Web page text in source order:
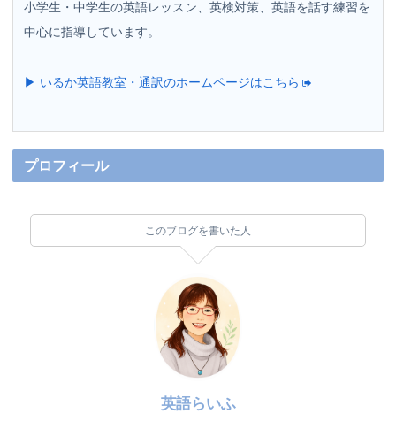
小学生・中学生の英語レッスン、英検対策、英語を話す練習を
中心に指導しています。
▶ いるか英語教室・通訳のホームページはこちら
プロフィール
このブログを書いた人
英語らいふ